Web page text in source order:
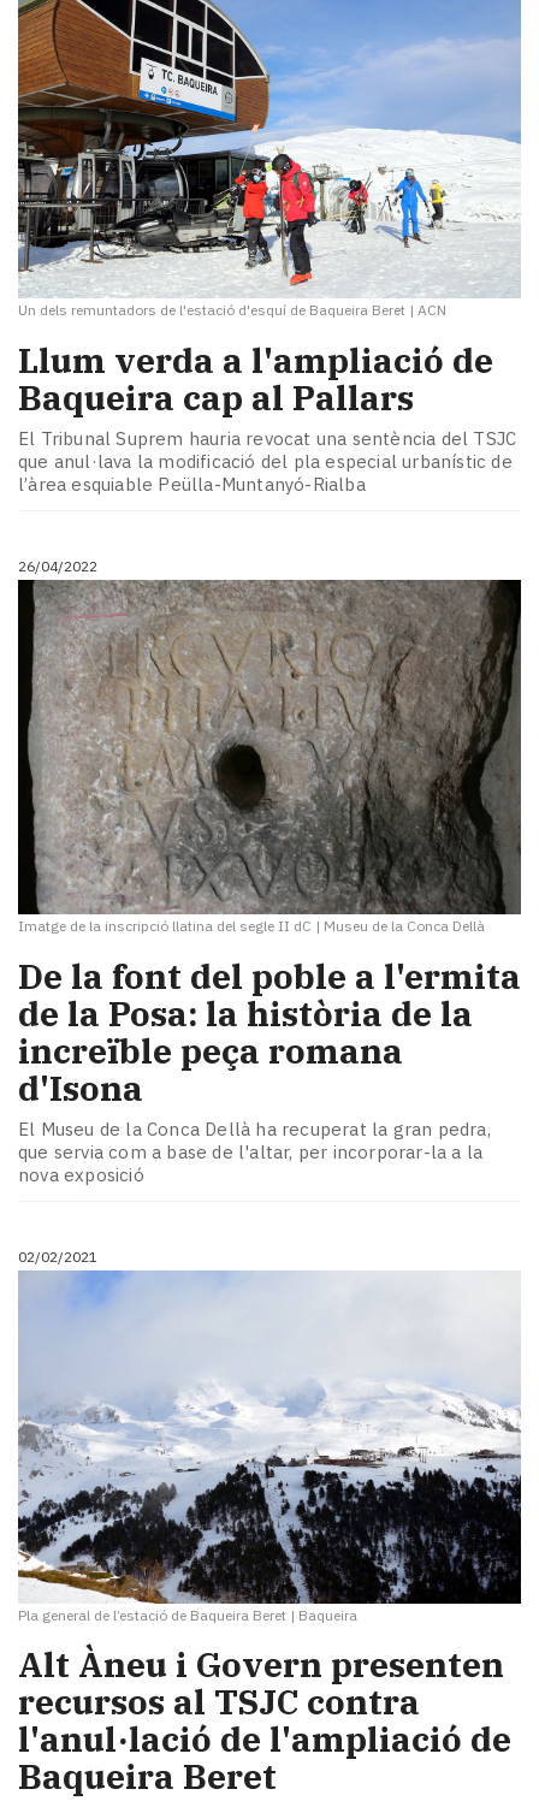
Un dels remuntadors de l'estació d'esquí de Baqueira Beret | ACN
Llum verda a l'ampliació de
Baqueira cap al Pallars
El Tribunal Suprem hauria revocat una sentència del TSJC
que anul·lava la modificació del pla especial urbanístic de
l’àrea esquiable Peülla-Muntanyó-Rialba
26/04/2022
Imatge de la inscripció llatina del segle II dC | Museu de la Conca Dellà
De la font del poble a l'ermita
de la Posa: la història de la
increïble peça romana
d'Isona
El Museu de la Conca Dellà ha recuperat la gran pedra,
que servia com a base de l'altar, per incorporar-la a la
nova exposició
02/02/2021
Pla general de l’estació de Baqueira Beret | Baqueira
Alt Àneu i Govern presenten
recursos al TSJC contra
l'anul·lació de l'ampliació de
Baqueira Beret